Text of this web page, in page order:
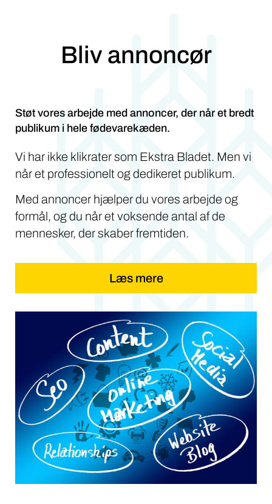
Bliv annoncør
Støt vores arbejde med annoncer, der når et bredt
publikum i hele fødevarekæden.
Vi har ikke klikrater som Ekstra Bladet. Men vi
når et professionelt og dedikeret publikum.
Med annoncer hjælper du vores arbejde og
formål, og du når et voksende antal af de
mennesker, der skaber fremtiden.
Læs mere